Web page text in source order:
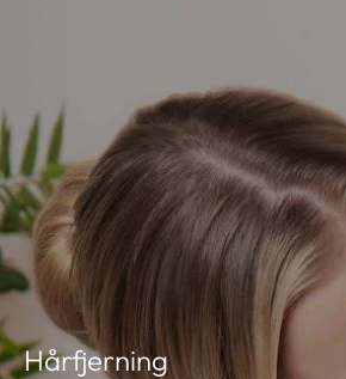
Hårfjerning